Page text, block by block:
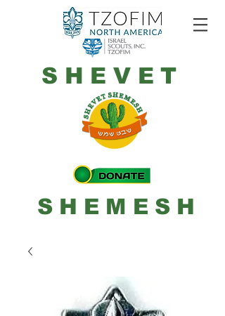
SHEVET
SHEMESH